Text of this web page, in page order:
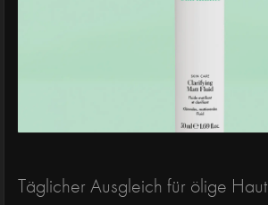
Täglicher Ausgleich für ölige Haut